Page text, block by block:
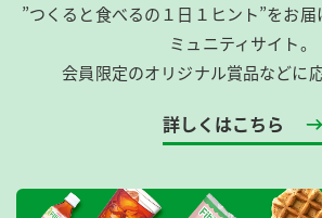
”つくると食べるの１日１ヒント”をお
ミュニティサイト。
会員限定のオリジナル賞品などに
詳しくはこちら